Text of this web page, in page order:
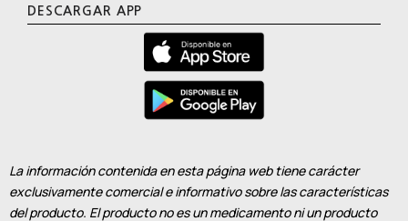
DESCARGAR APP
La información contenida en esta página web tiene carácter
exclusivamente comercial e informativo sobre las características
del producto. El producto no es un medicamento ni un producto